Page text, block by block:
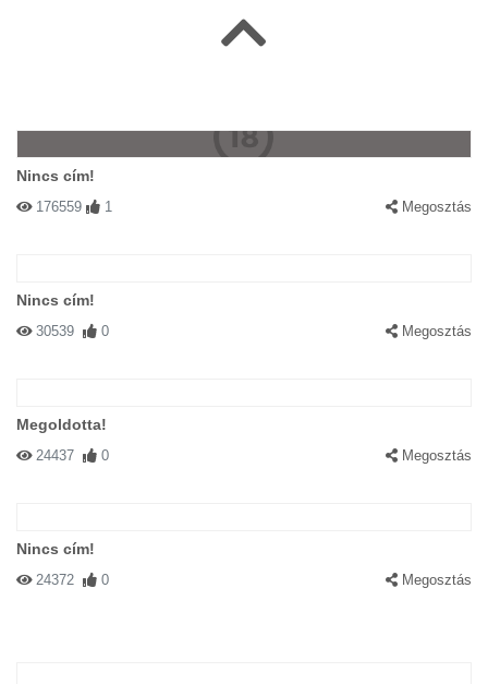
Nincs cím!
176559 1 Megosztás
Nincs cím!
30539 0 Megosztás
Megoldotta!
24437 0 Megosztás
Nincs cím!
24372 0 Megosztás